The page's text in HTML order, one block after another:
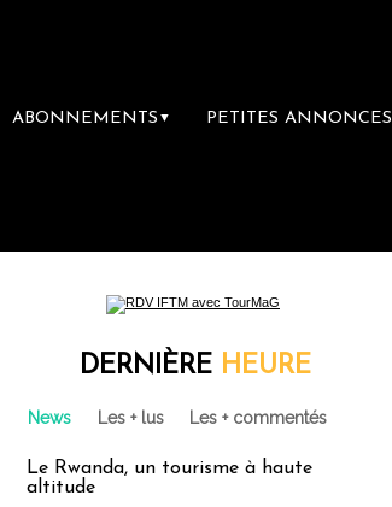
ABONNEMENTS ▼ PETITES ANNONCES
librairie du voyage
DERNIÈRE HEURE
News Les + lus Les + commentés
Le Rwanda, un tourisme à haute
altitude